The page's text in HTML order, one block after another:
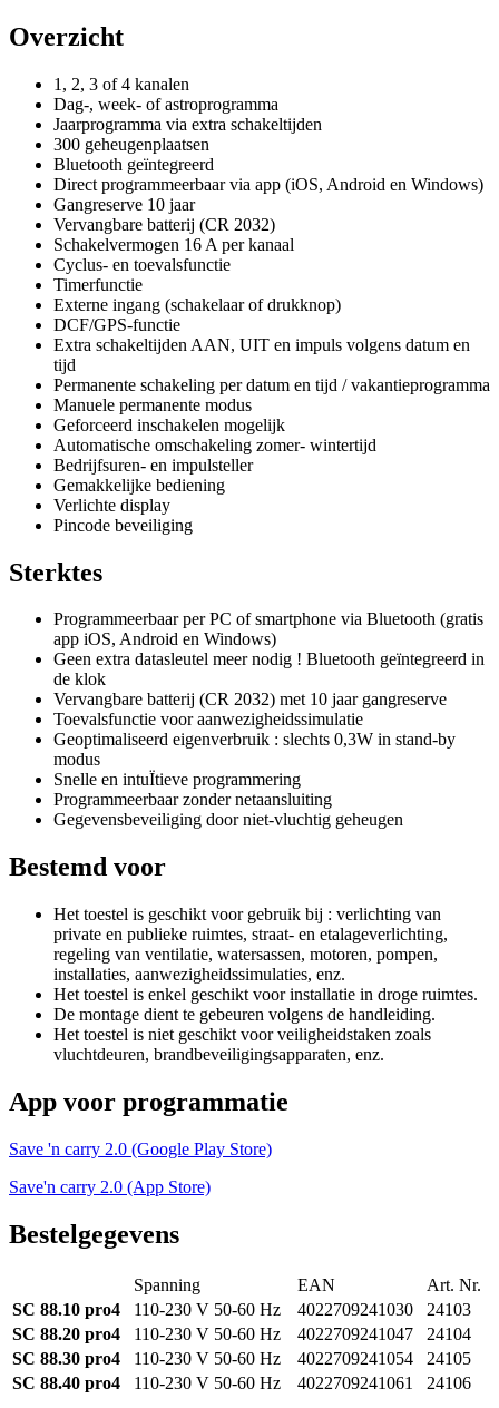
Overzicht
1, 2, 3 of 4 kanalen
Dag-, week- of astroprogramma
Jaarprogramma via extra schakeltijden
300 geheugenplaatsen
Bluetooth geïntegreerd
Direct programmeerbaar via app (iOS, Android en Windows)
Gangreserve 10 jaar
Vervangbare batterij (CR 2032)
Schakelvermogen 16 A per kanaal
Cyclus- en toevalsfunctie
Timerfunctie
Externe ingang (schakelaar of drukknop)
DCF/GPS-functie
Extra schakeltijden AAN, UIT en impuls volgens datum en
tijd
Permanente schakeling per datum en tijd / vakantieprogramma
Manuele permanente modus
Geforceerd inschakelen mogelijk
Automatische omschakeling zomer- wintertijd
Bedrijfsuren- en impulsteller
Gemakkelijke bediening
Verlichte display
Pincode beveiliging
Sterktes
Programmeerbaar per PC of smartphone via Bluetooth (gratis
app iOS, Android en Windows)
Geen extra datasleutel meer nodig ! Bluetooth geïntegreerd in
de klok
Vervangbare batterij (CR 2032) met 10 jaar gangreserve
Toevalsfunctie voor aanwezigheidssimulatie
Geoptimaliseerd eigenverbruik : slechts 0,3W in stand-by
modus
Snelle en intuÏtieve programmering
Programmeerbaar zonder netaansluiting
Gegevensbeveiliging door niet-vluchtig geheugen
Bestemd voor
Het toestel is geschikt voor gebruik bij : verlichting van
private en publieke ruimtes, straat- en etalageverlichting,
regeling van ventilatie, watersassen, motoren, pompen,
installaties, aanwezigheidssimulaties, enz.
Het toestel is enkel geschikt voor installatie in droge ruimtes.
De montage dient te gebeuren volgens de handleiding.
Het toestel is niet geschikt voor veiligheidstaken zoals
vluchtdeuren, brandbeveiligingsapparaten, enz.
App voor programmatie
Save 'n carry 2.0 (Google Play Store)
Save'n carry 2.0 (App Store)
Bestelgegevens
Spanning EAN
Art. Nr.
SC 88.10 pro4
110-230 V 50-60 Hz 4022709241030
24103
SC 88.20 pro4
110-230 V 50-60 Hz 4022709241047
24104
SC 88.30 pro4
110-230 V 50-60 Hz 4022709241054
24105
SC 88.40 pro4
110-230 V 50-60 Hz 4022709241061 24106